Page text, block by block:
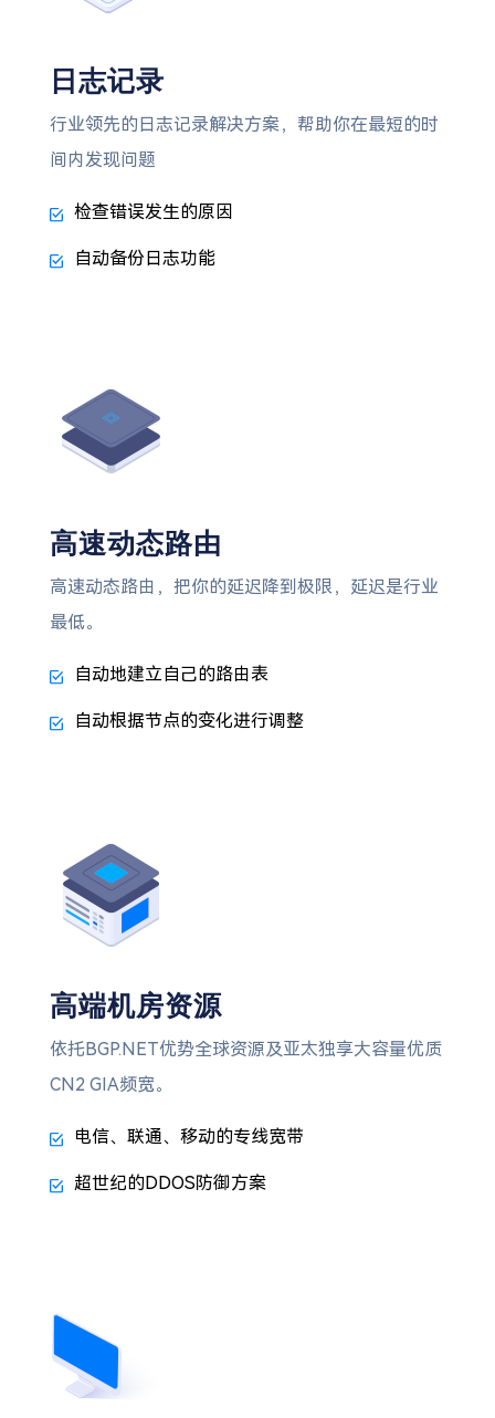
日志记录
行业领先的日志记录解决方案，帮助你在最短的时
间内发现问题
检查错误发生的原因
自动备份日志功能
高速动态路由
高速动态路由，把你的延迟降到极限，延迟是行业
最低。
自动地建立自己的路由表
自动根据节点的变化进行调整
高端机房资源
依托BGP.NET优势全球资源及亚太独享大容量优质
CN2 GIA频宽。
电信、联通、移动的专线宽带
超世纪的DDOS防御方案